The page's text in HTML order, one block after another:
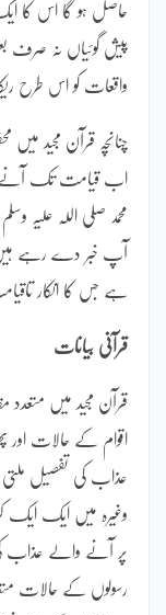
حاصل ہو گا اس کا ایک
پیش گوئیاں نہ صرف
واقعات کو اس طرح
چنانچہ قرآن مجید
اب قیامت تک آنے
محمد صلی اللہ علیہ
آپ خبر دے رہے ہیں
ہے جس کا انکار
قرآنی بیانات
قرآن مجید میں
اقوام کے حالات اور
عذاب کی تفصیل ملتی
وغیرہ میں ایک ایک
پر آنے والے عذاب
رسولوں کے حالات